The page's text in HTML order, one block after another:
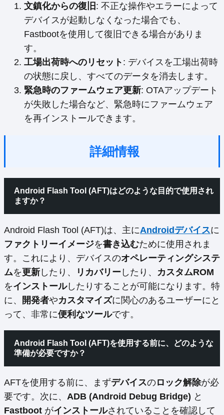
文鎮化からの復旧 : 不正な操作やエラーによって
デバイスが起動しなくなった場合でも、
Fastbootを使用して復旧できる場合がありま
す。
工場出荷時へのリセット : デバイスを工場出荷時
の状態に戻し、すべてのデータを消去します。
緊急時のファームウェア更新: OTAアップデート
が失敗した場合など、緊急時にファームウェア
を再インストールできます。
詳細情報
Android Flash Tool (AFT)はどのような 目的で使用され
ますか？
Android Flash Tool (AFT)は、主にAndroidデバイスに
ファクトリーイメージを書き込むために使用されま
す。これにより、デバイスのオペレーティングシステ
ムを更新 したり、 リカバリー したり、 カスタムROM
をインストールしたりすることが可能になります。特
に、
開発者やカスタマイズに関心のあるユーザーにと
って、非常に便利なツールです。
Android Flash Tool (AFT)を使用する前に、どのような
準備が必要ですか？
AFTを使用する前に、まずデバイスのロック解除が必
要です。次に、 ADB (Android Debug Bridge) と
Fastboot がインストールされていることを確認して